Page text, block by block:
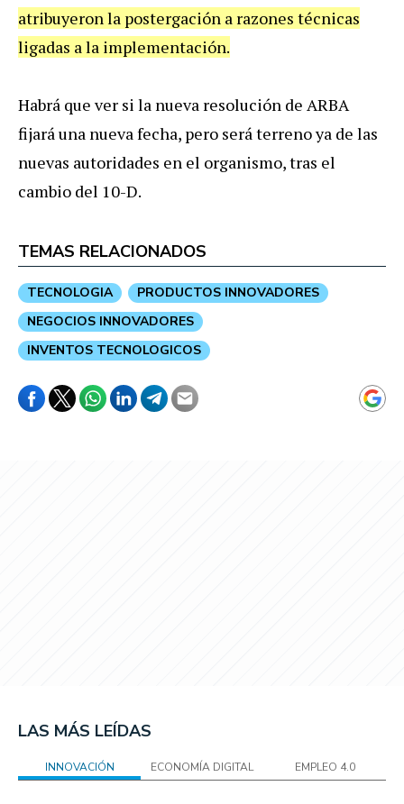
atribuyeron la postergación a razones técnicas
ligadas a la implementación.
Habrá que ver si la nueva resolución de ARBA
fijará una nueva fecha, pero será terreno ya de las
nuevas autoridades en el organismo, tras el
cambio del 10-D.
TEMAS RELACIONADOS
TECNOLOGIA
PRODUCTOS INNOVADORES
NEGOCIOS INNOVADORES
INVENTOS TECNOLOGICOS
LAS MÁS LEÍDAS
INNOVACIÓN ECONOMÍA DIGITAL EMPLEO 4.0